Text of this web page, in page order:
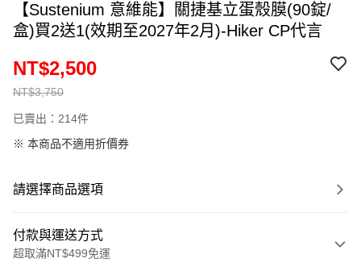
【Sustenium 意維能】關捷基立蛋殼膜(90錠/
盒)買2送1(效期至2027年2月)-Hiker CP代言
NT$3,750
NT$2,500
已賣出：214件
※ 本商品不適用折價券
請選擇商品選項
付款與運送方式
超取滿NT$499免運